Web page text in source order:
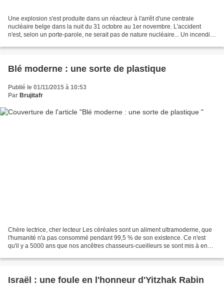
Une explosion s'est produite dans un réacteur à l'arrêt d'une centrale
nucléaire belge dans la nuit du 31 octobre au 1er novembre. L'accident
n'est, selon un porte-parole, ne serait pas de nature nucléaire... Un incendie,
Blé moderne : une sorte de plastique
Publié le 01/11/2015 à 10:53
Par Brujitafr
Chère lectrice, cher lecteur Les céréales sont un aliment ultramoderne, que
l'humanité n'a pas consommé pendant 99,5 % de son existence. Ce n'est
qu'il y a 5000 ans que nos ancêtres chasseurs-cueilleurs se sont mis à en
Israël : une foule en l'honneur d'Yitzhak Rabin